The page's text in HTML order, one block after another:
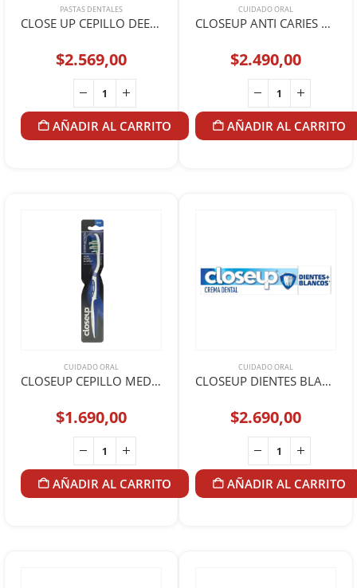
PASTAS DENTALES
CLOSE UP CEPILLO DEEP CLEAN M x2
$2.569,00
AÑADIR AL CARRITO
CUIDADO ORAL
CLOSEUP ANTI CARIES 70GR
$2.490,00
AÑADIR AL CARRITO
CUIDADO ORAL
CLOSEUP CEPILLO MEDIO
$1.690,00
AÑADIR AL CARRITO
CUIDADO ORAL
CLOSEUP DIENTES BLANCOS 90GR
$2.690,00
AÑADIR AL CARRITO